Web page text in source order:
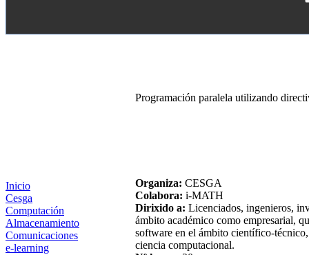
Inicio
Cesga
Computación
Almacenamiento
Comunicaciones
e-learning
Programación paralela utilizando
Organiza: CESGA
Colabora: i-MATH
Dirixido a: Licenciados, ingenieros,
ámbito académico como empresarial,
software en el ámbito científico-
ciencia computacional.